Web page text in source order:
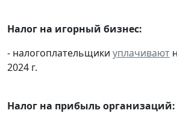
Налог на игорный бизнес:
- налогоплательщики уплачивают
2024 г.
Налог на прибыль организаций: